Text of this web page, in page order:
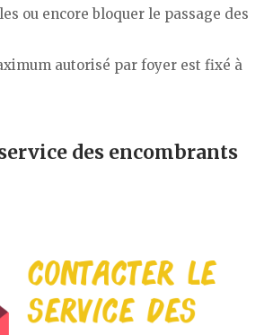
ou encore bloquer le passage des
autorisé par foyer est fixé à
des encombrants